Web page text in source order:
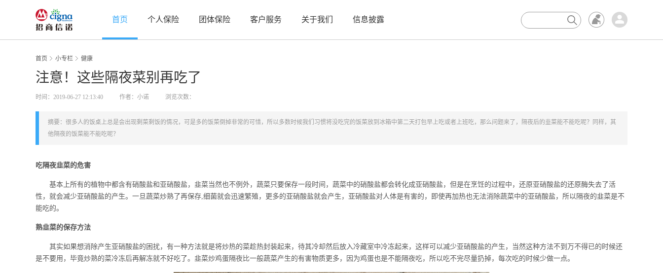
首页
个人保险 团体保险 客户服务 关于我们 信息披露
首页 小专栏 健康
注意！这些隔夜菜别再吃了
时间：2019-06-27 12:13:40 作者：小诺 浏览次数：
摘要：很多人的饭桌上总是会出现剩菜剩饭的情况，可是多的饭菜倒掉非常的可惜，所以多数时候我们习惯将没吃完的饭菜放到冰箱中第二天打包早上吃或者上班吃，那么问题来了，隔夜后的韭菜能不能吃呢？同样，其
他隔夜的饭菜能不能吃呢？
吃隔夜韭菜的危害
基本上所有的植物中都含有硝酸盐和亚硝酸盐，韭菜当然也不例外，蔬菜只要保存一段时间，蔬菜中的硝酸盐都会转化成亚硝酸盐，但是在烹饪的过程中，还原亚硝酸盐的还原酶失去了活
性，就会减少亚硝酸盐的产生。一旦蔬菜炒熟了再保存,细菌就会迅速繁殖，更多的亚硝酸盐就会产生，亚硝酸盐对人体是有害的，即使再加热也无法消除蔬菜中的亚硝酸盐，所以隔夜的韭菜是不
能吃的。
熟韭菜的保存方法
其实如果想消除产生亚硝酸盐的困扰，有一种方法就是将炒热的菜趁热封装起来，待其冷却然后放入冷藏室中冷冻起来，这样可以减少亚硝酸盐的产生，当然这种方法不到万不得已的时候还
是不要用，毕竟炒熟的菜冷冻后再解冻就不好吃了。韭菜炒鸡蛋隔夜比一般蔬菜产生的有害物质更多，因为鸡蛋也是不能隔夜吃，所以吃不完尽量扔掉，每次吃的时候少做一点。